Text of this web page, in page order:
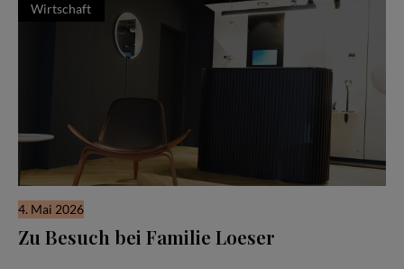
Wirtschaft
4. Mai 2026
Zu Besuch bei Familie Loeser